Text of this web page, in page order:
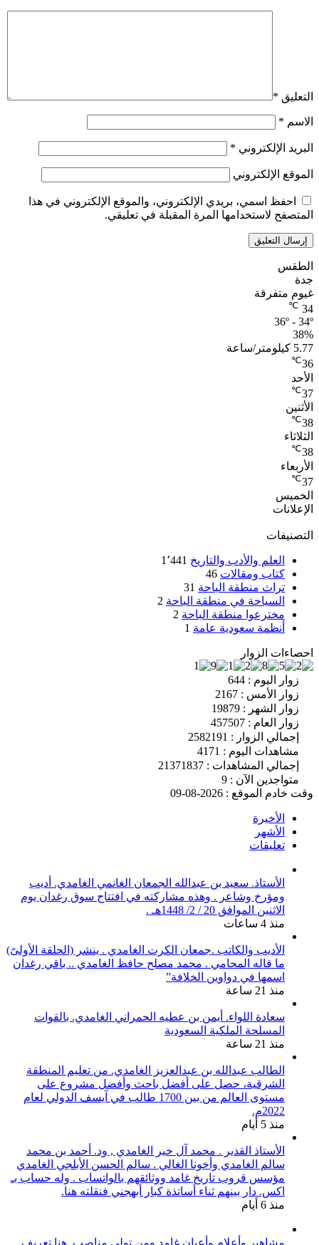
التعليق *
الاسم *
البريد الإلكتروني *
الموقع الإلكتروني
احفظ اسمي، بريدي الإلكتروني، والموقع الإلكتروني في هذا
المتصفح لاستخدامها المرة المقبلة في تعليقي.
الطقس
جدة
غيوم متفرقة
34
℃
36º - 34º
38%
5.77 كيلومتر/ساعة
36
℃
الأحد
37
℃
الأثنين
38
℃
الثلاثاء
38
℃
الأربعاء
37
℃
الخميس
الإعلانات
التصنيفات
العلم والأدب والتاريخ 1٬441
كتاب ومقالات 46
تراث منطقة الباحة 31
السياحة في منطقة الباحة 2
مخترعوا منطقة الباحة 2
أنظمة سعودية عامة 1
احصاءات الزوار
زوار اليوم : 644
زوار الأمس : 2167
زوار الشهر : 19879
زوار العام : 457507
إجمالي الزوار : 2582191
مشاهدات اليوم : 4171
إجمالي المشاهدات : 21371837
متواجدين الآن : 9
وقت خادم الموقع : 2026-08-09
الأخيرة
الأشهر
تعليقات
الأستاذ. سعيد بن عبدالله الجمعان الغانمي الغامدي. أديب
ومؤرخ وشاعر . وهذه مشاركته في افتتاح سوق رغدان يوم
الاثنين الموافق 20 / 2/ 1448هـ .
منذ 4 ساعات
الأديب والكاتب .جمعان الكرت الغامدي . ينشر (الحلقة الأولىً)
ما قاله المحامي . محمد مصلح حافظ الغامدي .. باقي رغدان
اسمها في دواوين الخلافة”
منذ 21 ساعة
سعادة اللواء. أيمن بن عطيه الحمراني الغامدي. بالقوات
المسلحة الملكية السعودية
منذ 21 ساعة
الطالب عبدالله بن عبدالعزيز الغامدي. من تعليم المنطقة
الشرقية، حصل على أفضل باحث وأفضل مشروع على
مستوى العالم من بين 1700 طالب في آيسف الدولي لعام
2022م.
منذ 5 أيام
الأستاذ القدير . محمد آل خير الغامدي , ود. أحمد بن محمد
سالم الغامدي وأخونا الغالي . سالم الحسن الأبلجي الغامدي
مؤسس قروب تاريخ غامد ووثائقهم بالواتساب . وله حساب بـ
اكس. دار بينهم ثناء أساتذة كبار أبهجني فنقلته هنا.
منذ 6 أيام
مشاهير وأعلام وأعيان غامد ومن تولى مناصب. هنا تعريف